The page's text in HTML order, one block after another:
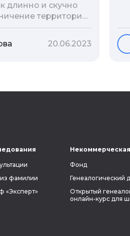
длинно и скучно
территории
с ним
местных
генеалогии АТД
уезда и волости
20.06.2023
фамилии
«Эксперт»
Фонд
Генеалогический
Открытый
онлайн-курс для